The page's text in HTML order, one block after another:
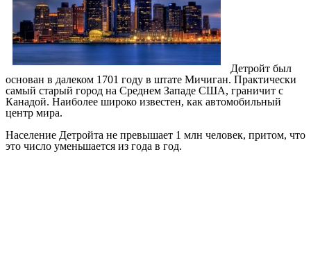
Детройт был
основан в далеком 1701 году в штате Мичиган. Практически
самый старый город на Среднем Западе США, граничит с
Канадой. Наиболее широко известен, как автомобильный
центр мира.
Население Детройта не превышает 1 млн человек, притом, что
это число уменьшается из года в год.